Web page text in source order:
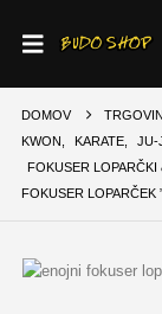
DOMOV
KWON
KARATE, JU-
FOKUSER LOPARČKI
FOKUSER LOPARČEK